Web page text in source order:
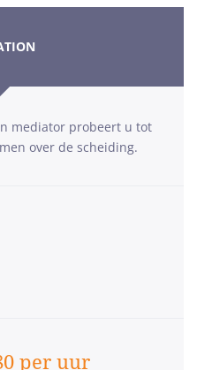
mediator probeert u tot
over de scheiding.
per uur